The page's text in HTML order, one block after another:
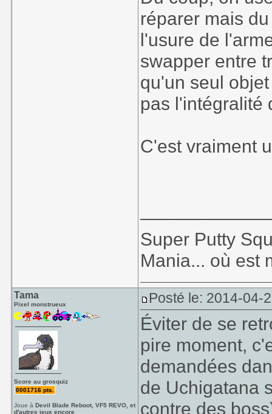
réparer mais
l'usure de
swapper entre
qu'un seul
pas l'intégralité
C'est vraiment
Super Putty
Mania... où est
Tama
Pixel monstrueux
Score au grosquiz
0001716 pts.
Joue àDevil Blade Reboot, VF5 REVO, et
d'autres jeux encore
Posté le: 2014-04-
Éviter de se
pire moment,
demandées
de Uchigatana
contre des